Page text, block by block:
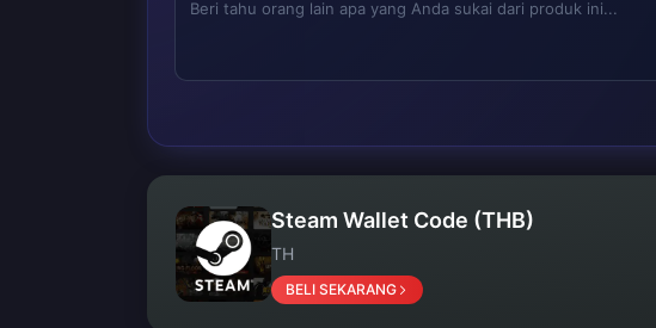
Steam Wallet Code (THB)
TH
BELI SEKARANG